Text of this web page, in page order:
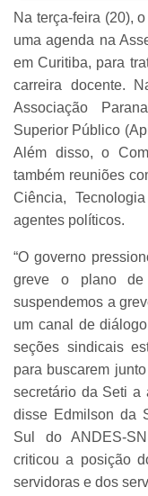
Na terça-feira (20),
uma agenda na
em Curitiba, para
carreira docente.
Associação
Superior Público
Além disso, o
também reuniões
Ciência,
agentes políticos.
“O governo
greve o plano de
suspendemos a
um canal de
seções sindicais
para buscarem
secretário da Seti a
disse Edmilson da
Sul do ANDES-
criticou a posição
servidoras e dos